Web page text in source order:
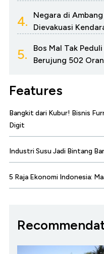
4.
Negara di
Dievakuasi
5.
Bos Mal Tak
Berujung 502
Features
Bangkit dari Kubur! Bisnis
Digit
Industri Susu Jadi Bintang
5 Raja Ekonomi Indonesia: